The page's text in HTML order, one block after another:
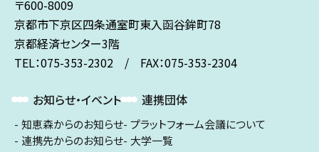
〒600-8009
京都市下京区四条通室町東入函谷鉾町78
京都経済センター3階
TEL：075-353-2302 / FAX：075-353-2304
お知らせ・イベント
知恵森からのお知らせ
連携先からのお知らせ
連携団体
プラットフォーム会議について
大学一覧